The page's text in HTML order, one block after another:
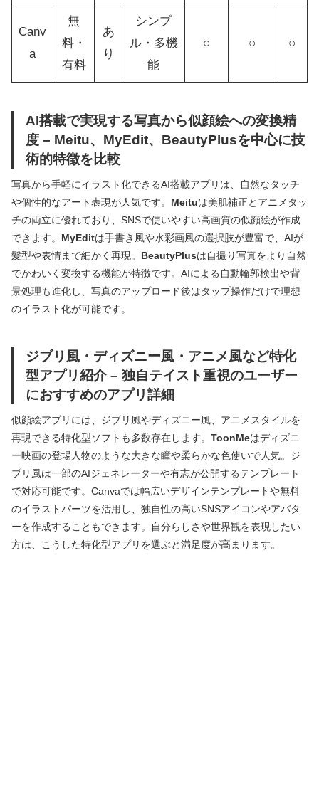
Canv
a
無
料・
有料
あ
り
シンプ
ル・多機
能
○ ○ ○
AI搭載で実現する写真から似顔絵への変換精
度 – Meitu、MyEdit、BeautyPlusを中心に技
術的特徴を比較
写真から手軽にイラスト化できるAI搭載アプリは、自然なタッチ
や個性的なアート表現が人気です。 Meituは美肌補正とアニメタッ
チの両立に優れており、SNSで使いやすい高画質の似顔絵が作成
できます。 MyEditは手書き風や水彩画風の選択肢が豊富で、AIが
髪型や表情まで細かく再現。 BeautyPlusは自撮り写真をより自然
でかわいく変換する機能が特徴です。AIによる自動輪郭検出や背
景処理も進化し、写真のアップロード後はタップ操作だけで理想
のイラスト化が可能です。
ジブリ風・ディズニー風・アニメ風など特化
型アプリ紹介 – 独自テイスト重視のユーザー
におすすめのアプリ詳細
似顔絵アプリには、ジブリ風やディズニー風、アニメスタイルを
再現できる特化型ソフトも多数存在します。 ToonMeはディズニ
ー映画の登場人物のような大きな瞳や柔らかな色使いで人気。ジ
ブリ風は一部のAIジェネレーターや有志が公開するテンプレート
で対応可能です。Canvaでは幅広いデザインテンプレートや無料
のイラストパーツを活用し、独自性の高いSNSアイコンやアバタ
ーを作成することもできます。自分らしさや世界観を表現したい
方は、こうした特化型アプリを選ぶと満足度が高まります。